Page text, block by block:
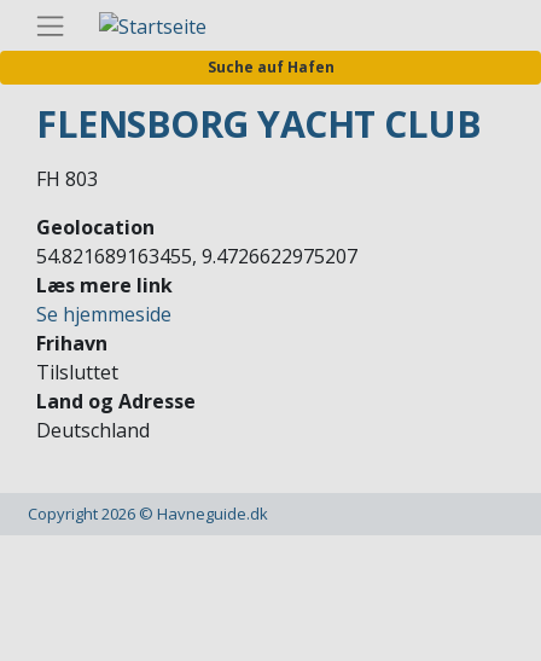
Direkt
zum
Suche auf Hafen
FLENSBORG YACHT CLUB
FH 803
Geolocation
54.821689163455, 9.4726622975207
Læs mere link
Se hjemmeside
Frihavn
Tilsluttet
Land og Adresse
Deutschland
Copyright 2026 © Havneguide.dk